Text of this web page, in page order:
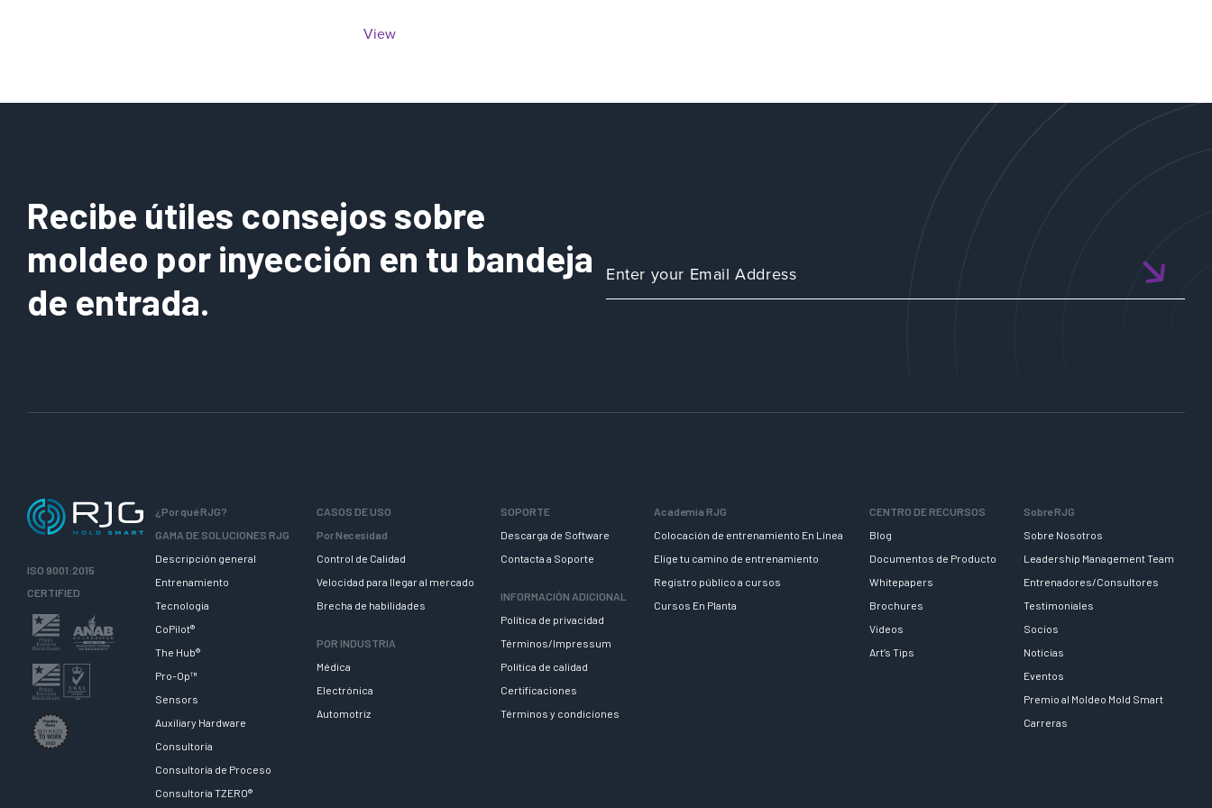
View
Recibe útiles consejos sobre
moldeo por inyección en tu bandeja
de entrada.
ISO 9001:2015
CERTIFIED
¿Por qué RJG?
GAMA DE SOLUCIONES RJG
Descripción general
Entrenamiento
Tecnologia
CoPilot®
The Hub®
Pro-Op™
Sensors
Auxiliary Hardware
Consultoría
Consultoría de Proceso
Consultoría TZERO®
CASOS DE USO
Por Necesidad
Control de Calidad
Velocidad para llegar al mercado
Brecha de habilidades
POR INDUSTRIA
Médica
Electrónica
Automotriz
SOPORTE
Descarga de Software
Contacta a Soporte
INFORMACIÓN ADICIONAL
Política de privacidad
Términos/Impressum
Política de calidad
Certificaciones
Términos y condiciones
Academia RJG
Colocación de entrenamiento En Línea
Elige tu camino de entrenamiento
Registro público a cursos
Cursos En Planta
CENTRO DE RECURSOS
Blog
Documentos de Producto
Whitepapers
Brochures
Videos
Art’s Tips
Sobre RJG
Sobre Nosotros
Leadership Management Team
Entrenadores/Consultores
Testimoniales
Socios
Noticias
Eventos
Premio al Moldeo Mold Smart
Carreras